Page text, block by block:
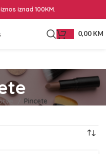
iznad 100KM.
0,00 KM
Pincete